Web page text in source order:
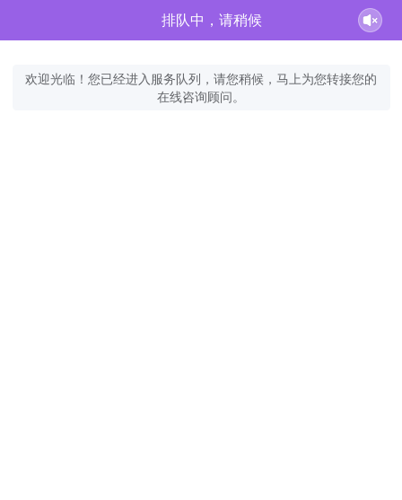
排队中，请稍候
欢迎光临！您已经进入服务队列，请您稍候，马上为您转接您的
在线咨询顾问。